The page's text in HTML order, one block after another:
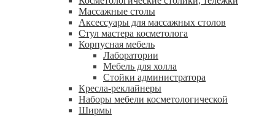
Массажные столы
Аксессуары для массажных столов
Стул мастера косметолога
Корпусная мебель
Лаборатории
Мебель для холла
Стойки администратора
Кресла-реклайнеры
Наборы мебели косметологической
Ширмы